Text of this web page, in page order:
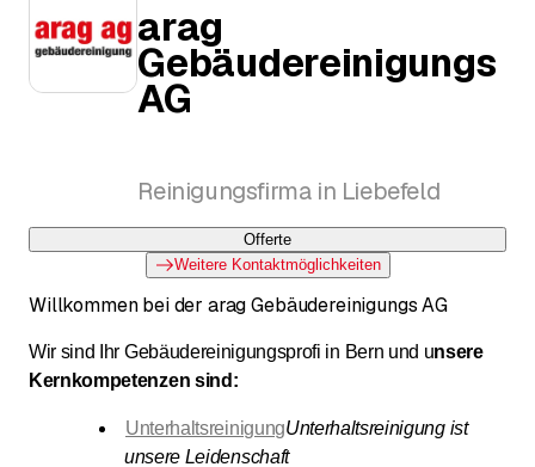
arag
Gebäudereinigungs
AG
Reinigungsfirma in Liebefeld
Offerte
Weitere Kontaktmöglichkeiten
Willkommen bei der arag Gebäudereinigungs AG
Wir sind Ihr Gebäudereinigungsprofi in Bern und unsere
Kernkompetenzen sind:
UnterhaltsreinigungUnterhaltsreinigung ist
unsere Leidenschaft